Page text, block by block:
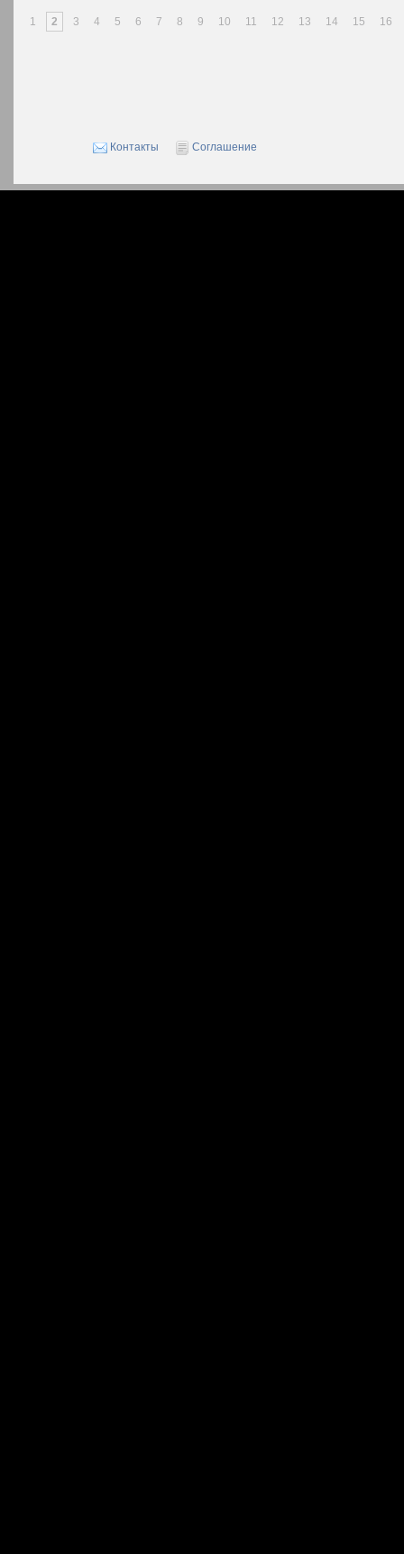
1 2 3 4 5 6 7 8 9 10 11 12 13 14 15 16
Контакты Соглашение